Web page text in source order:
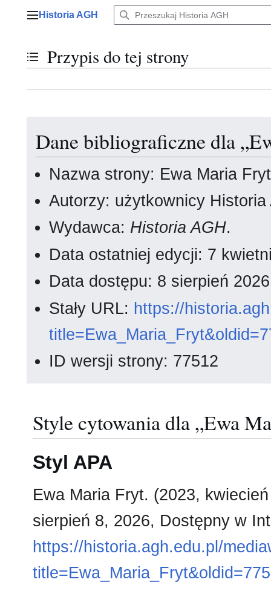
Menu główne
Historia AGH
Przełącz stan spisu treści
Przypis do tej strony
Dane bibliograficzne dla
Nazwa strony: Ewa Maria Fryt
Autorzy: użytkownicy Historia
Wydawca: Historia AGH.
Data ostatniej edycji: 7
Data dostępu: 8 sierpień
Stały URL: https://
ID wersji strony: 77512
Style cytowania dla „Ewa
Styl APA
Ewa Maria Fryt. (2023,
sierpień 8, 2026, Dostępny w
https://historia.agh.edu.pl/